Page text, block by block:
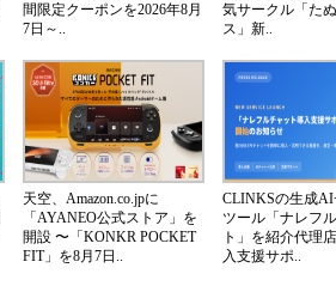
間限定クーポンを2026年8月
7日～..
気サークル「た
ス」新..
天空、Amazon.co.jpに
「AYANEO公式ストア」を
開設 〜「KONKR POCKET
FIT」を8月7日..
CLINKSの生成
ツール「ナレフ
ト」を紹介代理
入支援サポ..